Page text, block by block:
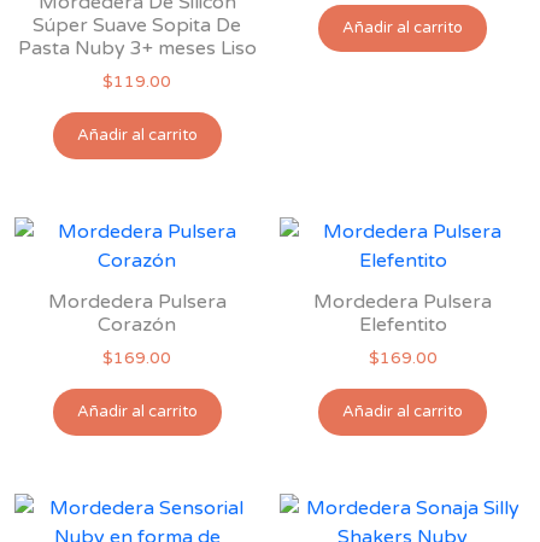
Súper Suave Sopita De
Pasta Nuby 3+ meses Liso
$119.00
Añadir al carrito
Añadir al carrito
Mordedera Pulsera
Corazón
$169.00
Añadir al carrito
Mordedera Pulsera
Elefentito
$169.00
Añadir al carrito